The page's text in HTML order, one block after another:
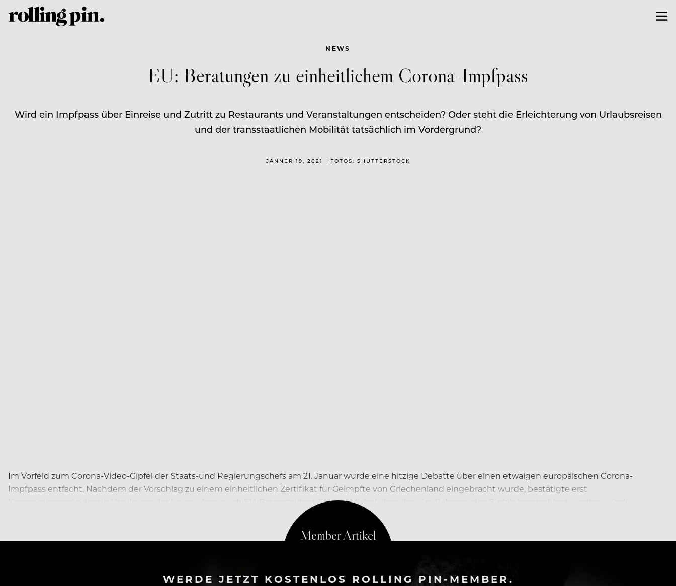
NEWS
EU: Beratungen zu einheitlichem Corona-Impfpass
Wird ein Impfpass über Einreise und Zutritt zu Restaurants und Veranstaltungen entscheiden? Oder steht die Erleichterung von Urlaubsreisen
und der transstaatlichen Mobilität tatsächlich im Vordergrund?
JÄNNER 19, 2021 | FOTOS: SHUTTERSTOCK
Im Vorfeld zum Corona-Video-Gipfel der Staats-und Regierungschefs am 21. Januar wurde eine hitzige Debatte über einen etwaigen europäischen Corona-
Impfpass entfacht. Nachdem der Vorschlag zu einem einheitlichen Zertifikat für Geimpfte von Griechenland eingebracht wurde, bestätigte erst
Kommissionspräsidentin Ursula van der Leyen, dann auch EU-Ratspräsident Charles Michel, dass dazu im Rahmen des Gipfels beratschlagt werden würde.
WERDE JETZT KOSTENLOS ROLLING PIN-MEMBER.